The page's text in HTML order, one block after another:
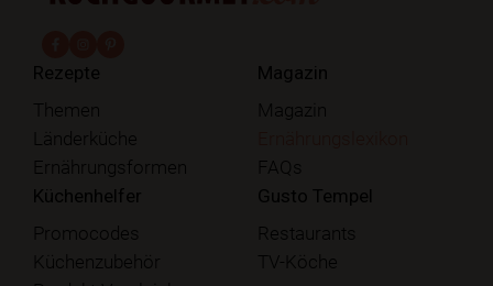
Rezepte
Themen
Länderküche
Ernährungsformen
Magazin
Magazin
FAQs
Küchenhelfer
Promocodes
Küchenzubehör
Gusto Tempel
Restaurants
TV-Köche